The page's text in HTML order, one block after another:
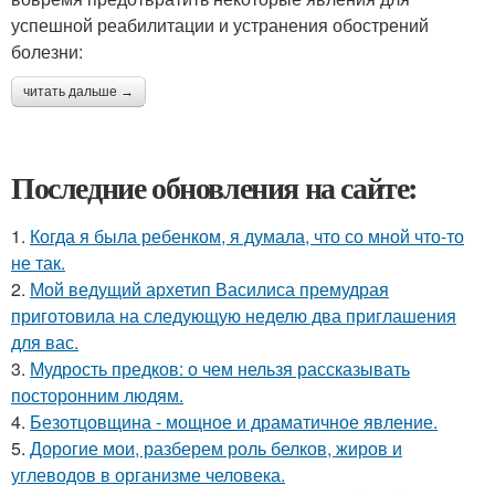
успешной реабилитации и устранения обострений
болезни:
читать дальше →
Последние обновления на сайте:
1. Когда я была ребенком, я думала, что со мной что-то
не так.
2. Мой ведущий архетип Василиса премудрая
приготовила на следующую неделю два приглашения
для вас.
3. Мудрость предков: о чем нельзя рассказывать
посторонним людям.
4. Безотцовщина - мощное и драматичное явление.
5. Дорогие мои, разберем роль белков, жиров и
углеводов в организме человека.